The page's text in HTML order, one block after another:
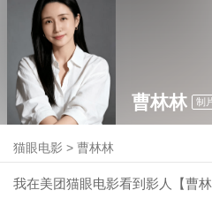
曹林林 制
猫眼电影 >曹林林
我在美团猫眼电影看到影人【曹